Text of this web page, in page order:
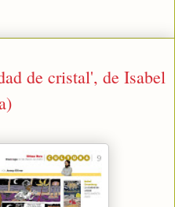
de cristal', de Isabel